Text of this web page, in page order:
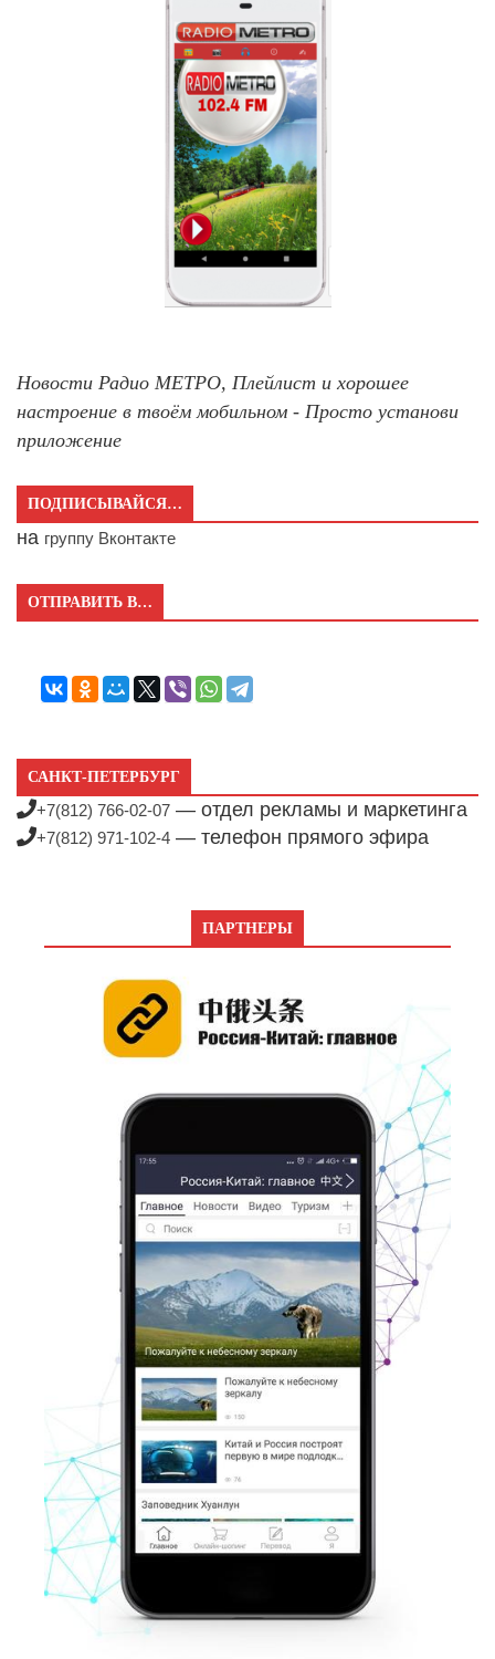
Новости Радио МЕТРО, Плейлист и хорошее
настроение в твоём мобильном - Просто установи
приложение
ПОДПИСЫВАЙСЯ…
на группу Вконтакте
ОТПРАВИТЬ В…
САНКТ-ПЕТЕРБУРГ
+7(812) 766-02-07 — отдел рекламы и маркетинга
+7(812) 971-102-4 — телефон прямого эфира
ПАРТНЕРЫ